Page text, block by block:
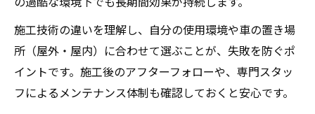
施工技術の違いを理解し、自分の使用環境や車の置き場
所（屋外・屋内）に合わせて選ぶことが、失敗を防ぐポ
イントです。施工後のアフターフォローや、専門スタッ
フによるメンテナンス体制も確認しておくと安心です。